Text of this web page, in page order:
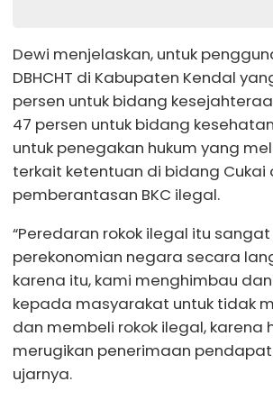
Dewi menjelaskan, untuk
DBHCHT di Kabupaten Kendal
persen untuk bidang
47 persen untuk bidang
untuk penegakan hukum yang
terkait ketentuan di bidang Cukai
pemberantasan BKC ilegal.
“Peredaran rokok ilegal itu
perekonomian negara secara
karena itu, kami menghimbau
kepada masyarakat untuk tidak
dan membeli rokok ilegal, karena
merugikan penerimaan
ujarnya.